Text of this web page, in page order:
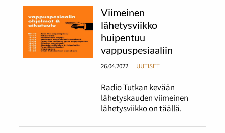
Viimeinen
lähetysviikko
huipentuu
vappuspesiaaliin
26.04.2022 UUTISET
Radio Tutkan kevään
lähetyskauden viimeinen
lähetysviikko on täällä.